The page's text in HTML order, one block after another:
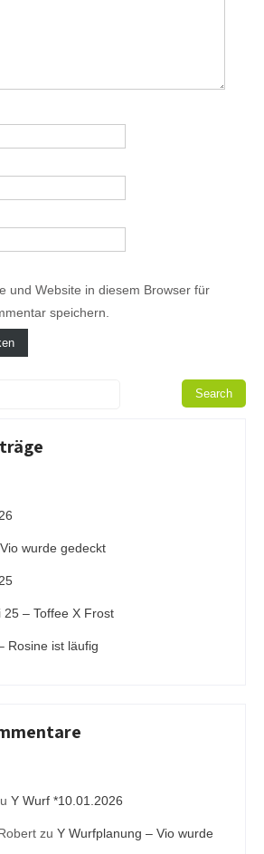
und Website in diesem Browser für
speichern.
wurde gedeckt
– Toffee X Frost
Rosine ist läufig
Y Wurf *10.01.2026
zu Y Wurfplanung – Vio wurde